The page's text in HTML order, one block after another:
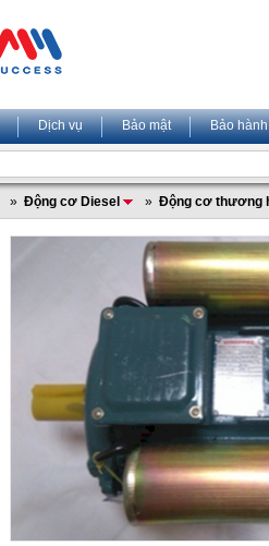
Dịch vụ Bảo mật Bảo hành
» Động cơ Diesel » Động cơ thương